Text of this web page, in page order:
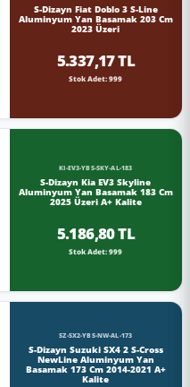
S-Dizayn Fiat Doblo 3 S-Line
Aluminyum Yan Basamak 203 Cm
2023 Üzeri
5.337,17 TL
Stok Adet: 999
KI-EV3-YBS-SKY-AL-183
S-Dizayn Kia EV3 Skyline
Aluminyum Yan Basamak 183 Cm
2025 Üzeri A+ Kalite
5.186,80 TL
Stok Adet: 999
SZ-SX2-YBS-NW-AL-173
S-Dizayn Suzuki SX4 2 S-Cross
NewLine Aluminyum Yan
Basamak 173 Cm 2014-2021 A+
Kalite